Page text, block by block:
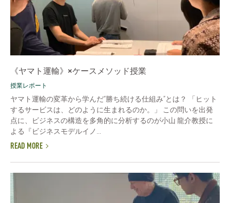
《ヤマト運輸》×ケースメソッド授業
授業レポート
ヤマト運輸の変革から学んだ“勝ち続ける仕組み”とは？ 「ヒット
するサービスは、どのように生まれるのか。」 この問いを出発
点に、ビジネスの構造を多角的に分析するのが小山 龍介教授に
よる『ビジネスモデルイノ...
READ MORE